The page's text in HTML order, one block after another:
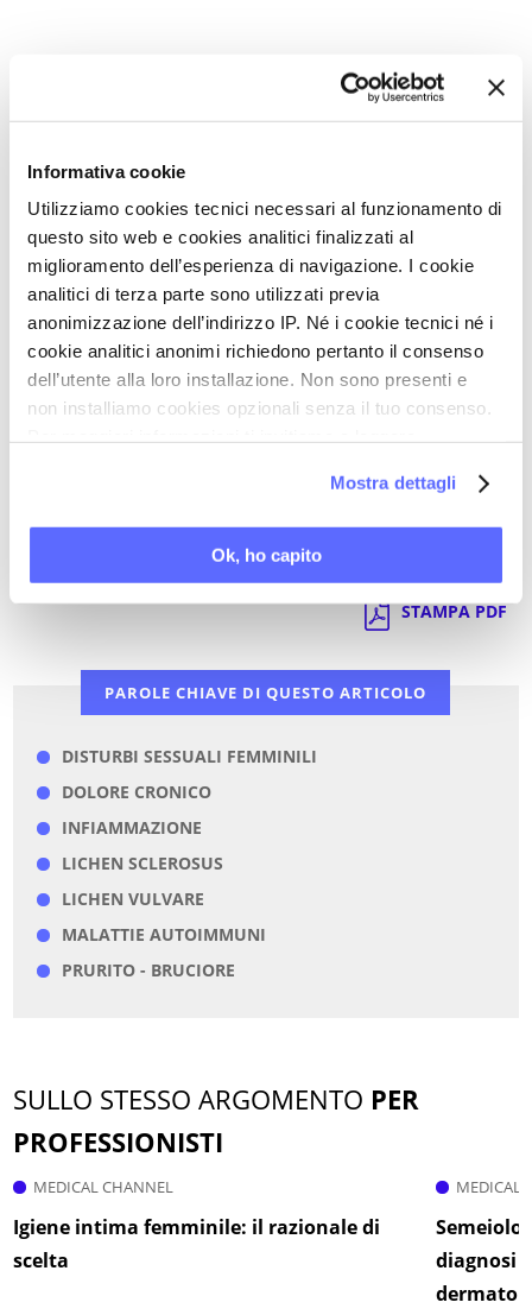
Informativa cookie
Utilizziamo cookies tecnici necessari al funzionamento di
questo sito web e cookies analitici finalizzati al
miglioramento dell’esperienza di navigazione. I cookie
analitici di terza parte sono utilizzati previa
anonimizzazione dell’indirizzo IP. Né i cookie tecnici né i
cookie analitici anonimi richiedono pertanto il consenso
dell’utente alla loro installazione. Non sono presenti e
non installiamo cookies opzionali senza il tuo consenso.
Mostra dettagli
Ok, ho capito
La serie completa
Lichen sclerosus vulvare: il prurito è il
sintomo più frequente
Lichen sclerosus vulvare: dal prurito al
dolore cronico
Torna a Video Stream
STAMPA PDF
PAROLE CHIAVE DI QUESTO ARTICOLO
DISTURBI SESSUALI FEMMINILI
DOLORE CRONICO
INFIAMMAZIONE
LICHEN SCLEROSUS
LICHEN VULVARE
MALATTIE AUTOIMMUNI
PRURITO - BRUCIORE
SULLO STESSO ARGOMENTO PER
PROFESSIONISTI
MEDICAL CHANNEL
Igiene intima femminile: il razionale di
scelta
MEDICAL
diagnosi